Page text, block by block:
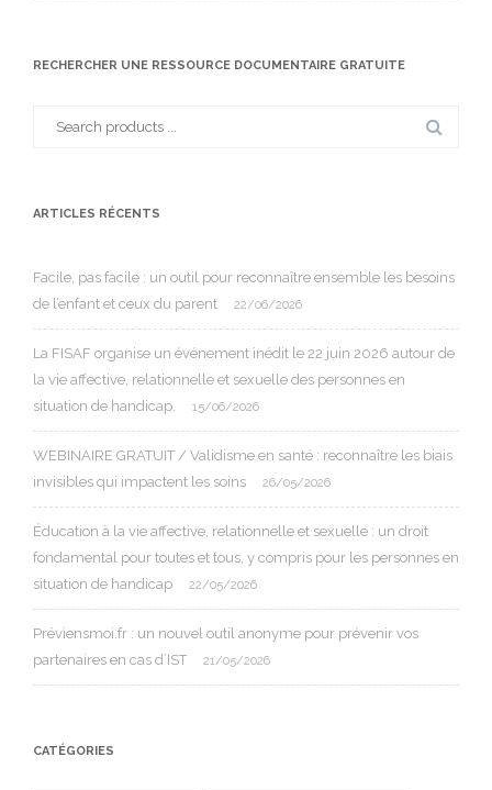
RECHERCHER UNE RESSOURCE DOCUMENTAIRE GRATUITE
ARTICLES RÉCENTS
Facile, pas facile : un outil pour reconnaître ensemble les besoins
de l’enfant et ceux du parent
22/06/2026
La FISAF organise un événement inédit le 22 juin 2026 autour de
la vie affective, relationnelle et sexuelle des personnes en
situation de handicap.
15/06/2026
WEBINAIRE GRATUIT / Validisme en santé : reconnaître les biais
invisibles qui impactent les soins
26/05/2026
Éducation à la vie affective, relationnelle et sexuelle : un droit
fondamental pour toutes et tous, y compris pour les personnes en
situation de handicap
22/05/2026
Préviensmoi.fr : un nouvel outil anonyme pour prévenir vos
partenaires en cas d’IST
21/05/2026
CATÉGORIES